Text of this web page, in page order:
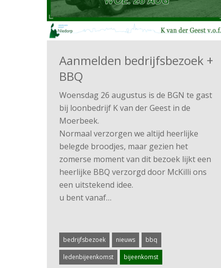
Aanmelden bedrijfsbezoek +
BBQ
Woensdag 26 augustus is de BGN te gast
bij loonbedrijf K van der Geest in de
Moerbeek.
Normaal verzorgen we altijd heerlijke
belegde broodjes, maar gezien het
zomerse moment van dit bezoek lijkt een
heerlijke BBQ verzorgd door McKilli ons
een uitstekend idee.
u bent vanaf…
bedrijfsbezoek nieuws bbq
ledenbijeenkomst bijeenkomst